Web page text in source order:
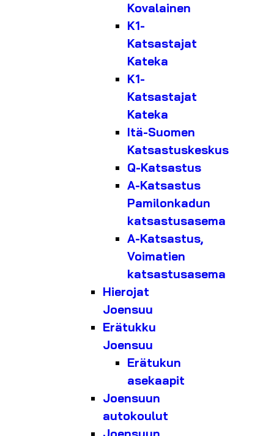
Kovalainen
K1-
Katsastajat
Kateka
K1-
Katsastajat
Kateka
Itä-Suomen
Katsastuskeskus
Q-Katsastus
A-Katsastus
Pamilonkadun
katsastusasema
A-Katsastus,
Voimatien
katsastusasema
Hierojat
Joensuu
Erätukku
Joensuu
Erätukun
asekaapit
Joensuun
autokoulut